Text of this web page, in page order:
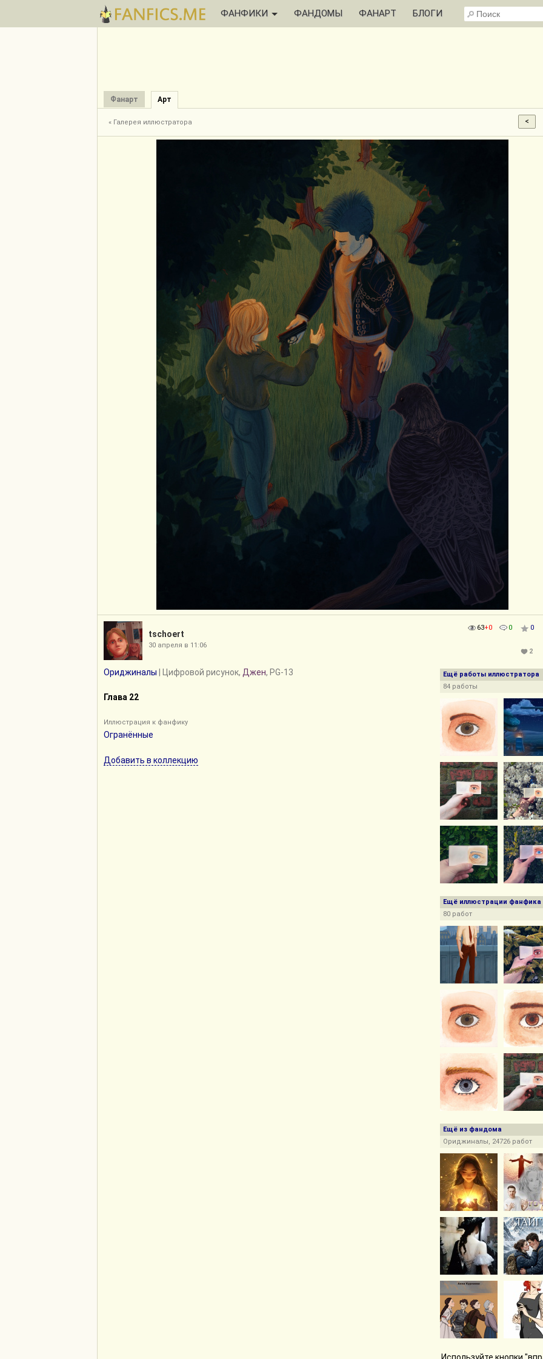
ФАНФИКИ ФАНДОМЫ ФАНАРТ БЛОГИ
Фанарт Арт
« Галерея иллюстратора
tschoert
30 апреля в 11:06
Ориджиналы | Цифровой рисунок, Джен, PG-13
Глава 22
Иллюстрация к фанфику
Огранённые
Добавить в коллекцию
63+0 0 0
2
Ещё работы иллюстратора
84 работы
Ещё иллюстрации фанфика
80 работ
Ещё из фандома
Ориджиналы, 24726 работ